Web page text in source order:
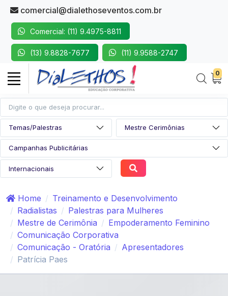
comercial@dialethoseventos.com.br
Comercial: (11) 9.4975-8811
(13) 9.8828-7677 (11) 9.9588-2747
0
Home
Treinamento e Desenvolvimento
Radialistas
Palestras para Mulheres
Mestre de Cerimônia
Empoderamento Feminino
Comunicação Corporativa
Comunicação - Oratória
Apresentadores
Patrícia Paes